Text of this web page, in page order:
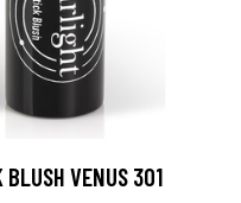
VENUS 301